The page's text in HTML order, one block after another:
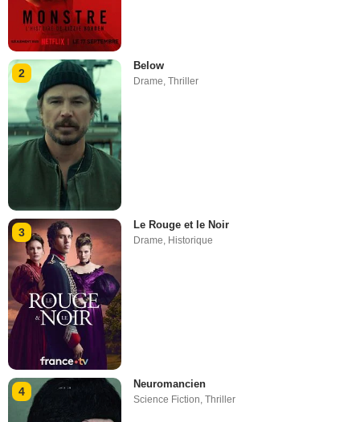
2
Below
Drame ,Thriller
3
Le Rouge et le Noir
Drame, Historique
4
Neuromancien
Science Fiction,Thriller